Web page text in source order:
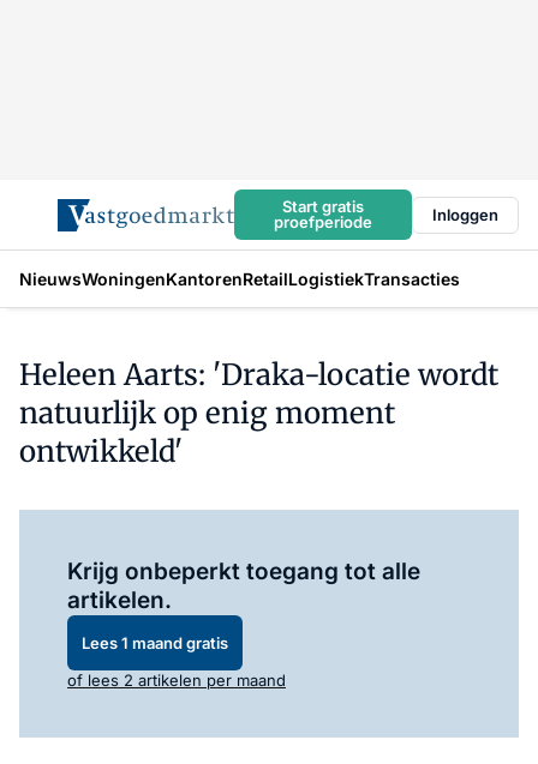
Start gratis
proefperiode
Inloggen
NieuwsWoningenKantorenRetailLogistiekTransacties
Heleen Aarts: 'Draka-locatie wordt
natuurlijk op enig moment
ontwikkeld'
Krijg onbeperkt toegang tot alle
artikelen.
Lees 1 maand gratis
of lees 2 artikelen per maand